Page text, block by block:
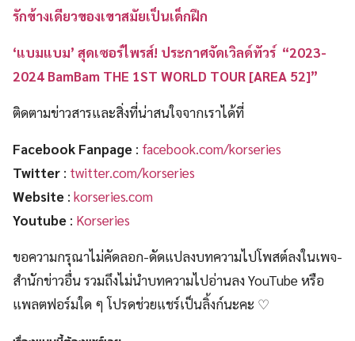
รักข้างเดียวของเขาสมัยเป็นเด็กฝึก
‘แบมแบม’ สุดเซอร์ไพรส์! ประกาศจัดเวิลด์ทัวร์ “2023-
2024 BamBam THE 1ST WORLD TOUR [AREA 52]”
ติดตามข่าวสารและสิ่งที่น่าสนใจจากเราได้ที่
Facebook Fanpage : facebook.com/korseries
Twitter : twitter.com/korseries
Website : korseries.com
Youtube : Korseries
ขอความกรุณาไม่คัดลอก-ดัดแปลงบทความไปโพสต์ลงในเพจ-
สำนักข่าวอื่น รวมถึงไม่นำบทความไปอ่านลง YouTube หรือ
แพลตฟอร์มใด ๆ โปรดช่วยแชร์เป็นลิ้งก์นะคะ ♡